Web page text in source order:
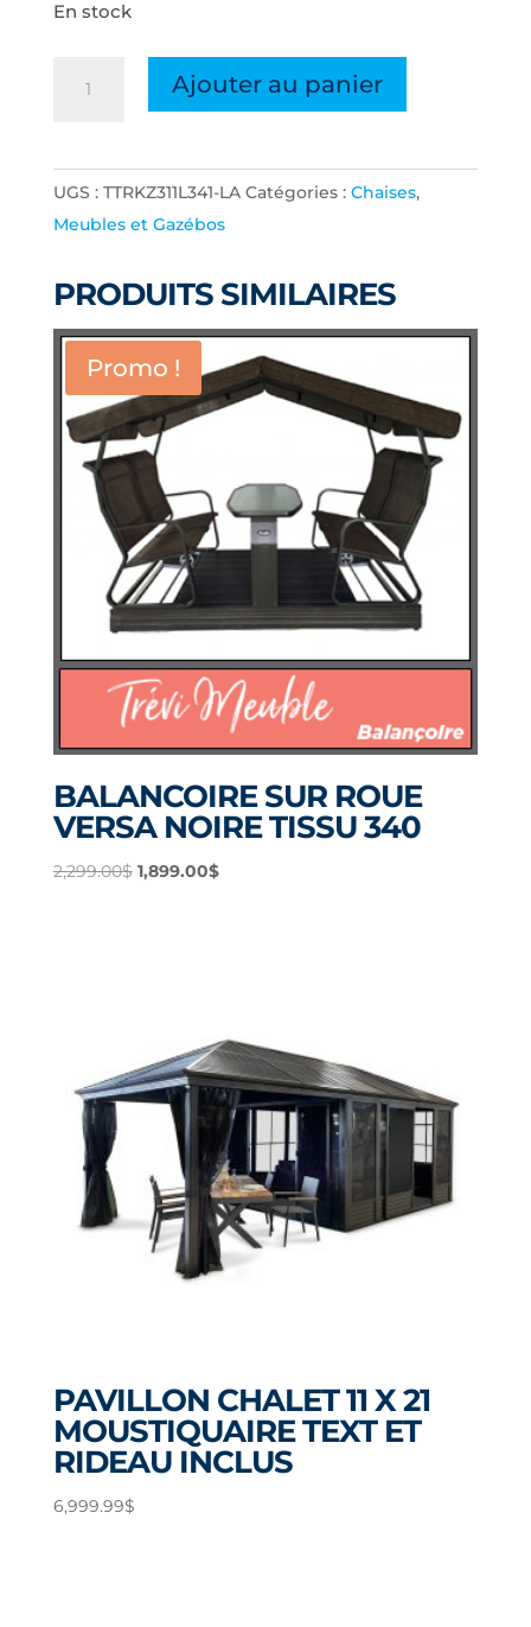
En stock
EMP.
KAZA
LAITON
TISSU
#341
Ajouter au panier
UGS : TTRKZ311L341-LA Catégories : Chaises,
Meubles et Gazébos
PRODUITS SIMILAIRES
Promo !
BALANCOIRE SUR ROUE
VERSA NOIRE TISSU 340
2,299.00$ Le
1,899.00$Le
PAVILLON CHALET 11 X 21
MOUSTIQUAIRE TEXT ET
RIDEAU INCLUS
6,999.99$